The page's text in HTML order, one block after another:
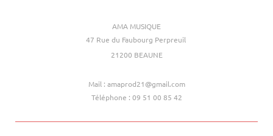
AMA MUSIQUE
47 Rue du Faubourg Perpreuil
21200 BEAUNE
Mail : amaprod21@gmail.com
Téléphone : 09 51 00 85 42